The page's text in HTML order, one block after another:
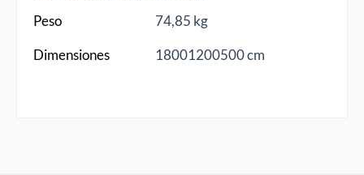
Peso
74,85 kg
Dimensiones
18001200500 cm